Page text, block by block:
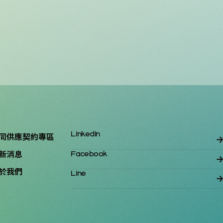
供應契約專區
消息
我們
LinkedIn
Facebook
Line